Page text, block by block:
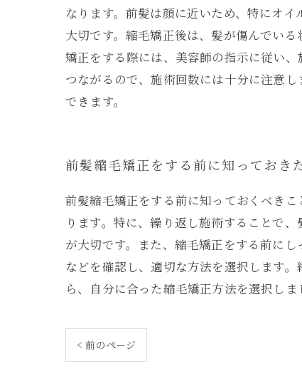
なります。前髪は顔に近いため、特にオ
大切です。縮毛矯正後は、髪が傷んでい
矯正をする際には、美容師の指示に従い
つながるので、施術回数には十分に注意
できます。
前髪縮毛矯正をする前に知っておき
前髪縮毛矯正をする前に知っておくべき
ります。特に、繰り返し施術することで
が大切です。また、縮毛矯正をする前に
などを確認し、適切な方法を選択します
ら、自分に合った縮毛矯正方法を選択しま
< 前のページ